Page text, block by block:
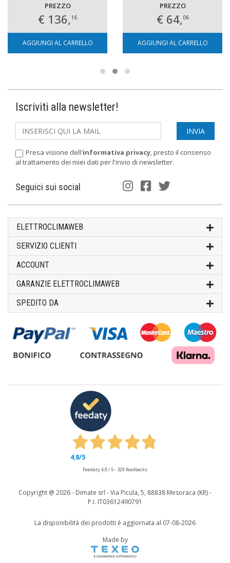
PREZZO
€ 136,16
AGGIUNGI AL CARRELLO
PREZZO
€ 64,06
AGGIUNGI AL CARRELLO
Iscriviti alla newsletter!
Presa visione dell'informativa privacy, presto il consenso
al trattamento dei miei dati per l'invio di newsletter.
Seguici sui social
ELETTROCLIMAWEB
SERVIZIO CLIENTI
ACCOUNT
GARANZIE ELETTROCLIMAWEB
SPEDITO DA
Copyright @ 2026 - Dimate srl - Via Picula, 5, 88838 Mesoraca (KR) -
P.I. IT03612490791
La disponibilità dei prodotti è aggiornata al 07-08-2026
4,8/5
Feedaty4.8/ 5- 329 feedbacks
Made by